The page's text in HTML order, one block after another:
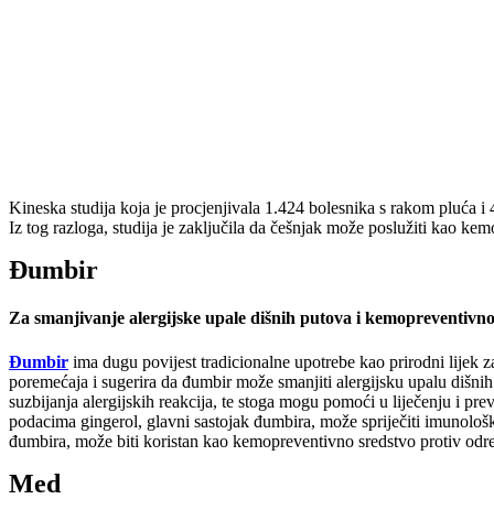
Kineska studija koja je procjenjivala 1.424 bolesnika s rakom pluća
Iz tog razloga, studija je zaključila da češnjak može poslužiti kao
Đumbir
Za smanjivanje alergijske upale dišnih putova i
Đumbir ima dugu povijest tradicionalne upotrebe kao prirodni lijek
poremećaja i sugerira da đumbir može smanjiti alergijsku upalu
suzbijanja alergijskih reakcija, te stoga mogu pomoći u liječenju i
podacima gingerol, glavni sastojak đumbira, može spriječiti
đumbira, može biti koristan kao kemopreventivno sredstvo protiv
Med